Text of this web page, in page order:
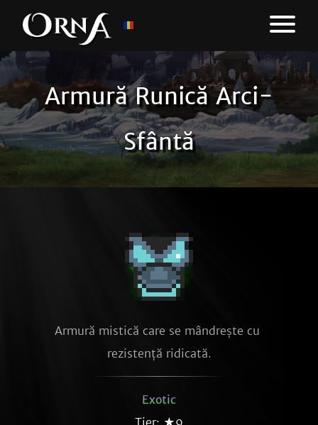
Armură Runică Arci-
Sfântă
Armură mistică care se mândrește cu
rezistență ridicată.
Exotic
Tier: ★9